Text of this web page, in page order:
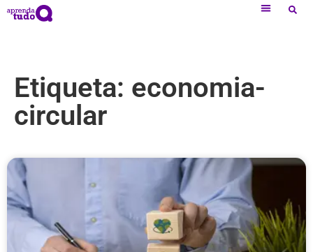
Etiqueta: economia-
circular